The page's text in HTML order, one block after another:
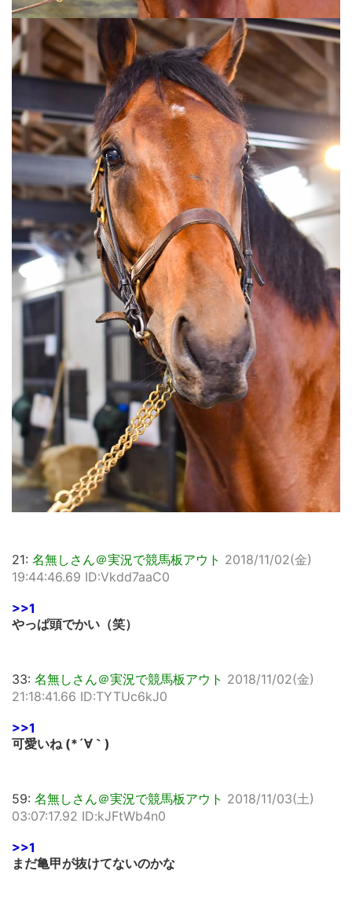
21: 名無しさん＠実況で競馬板アウト 2018/11/02(金)
19:44:46.69 ID:Vkdd7aaC0
>>1
やっぱ頭でかい（笑）
33: 名無しさん＠実況で競馬板アウト 2018/11/02(金)
21:18:41.66 ID:TYTUc6kJ0
>>1
可愛いね (*´∀｀)
59: 名無しさん＠実況で競馬板アウト 2018/11/03(土)
03:07:17.92 ID:kJFtWb4n0
>>1
まだ亀甲が抜けてないのかな